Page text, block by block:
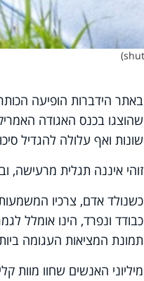
באתר הידברות הופיעה
שהוצגו בכנס האגודה
שונות ואף עלולה להגדיל
זוהי איננה תגלית מרעישה,
כשנולד אדם, צרכיו
כבודד ונפרד, הינו אומלל
תמונת המציאות העגומה
מיליוני האנשים שחוו